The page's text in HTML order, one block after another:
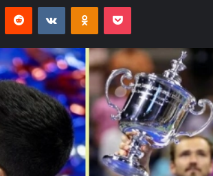
Reddit VKontakteOdnoklassniki
Pocket